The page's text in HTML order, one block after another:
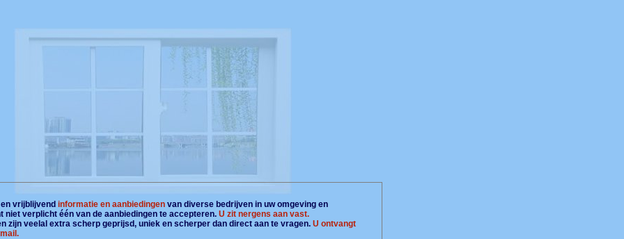
vrijblijvend informatie en aanbiedingenvan diverse bedrijven in uw omgeving en
niet verplicht één van de aanbiedingen te accepteren. U zit nergens aan vast.
zijn veelal extra scherp geprijsd, uniek en scherper dan direct aan te vragen. U ontvangt